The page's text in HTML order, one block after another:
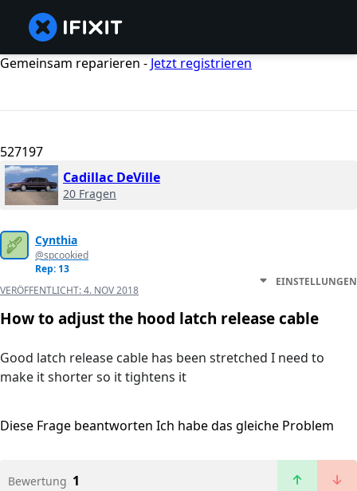
Gemeinsam reparieren - Jetzt registrieren
527197
Cadillac DeVille
20 Fragen
Cynthia
@spcookied
Rep: 13
VERÖFFENTLICHT:4. NOV 2018
EINSTELLUNGEN
How to adjust the hood latch release cable
Good latch release cable has been stretched I need to
make it shorter so it tightens it
Diese Frage beantworten Ich habe das gleiche Problem
Bewertung 1